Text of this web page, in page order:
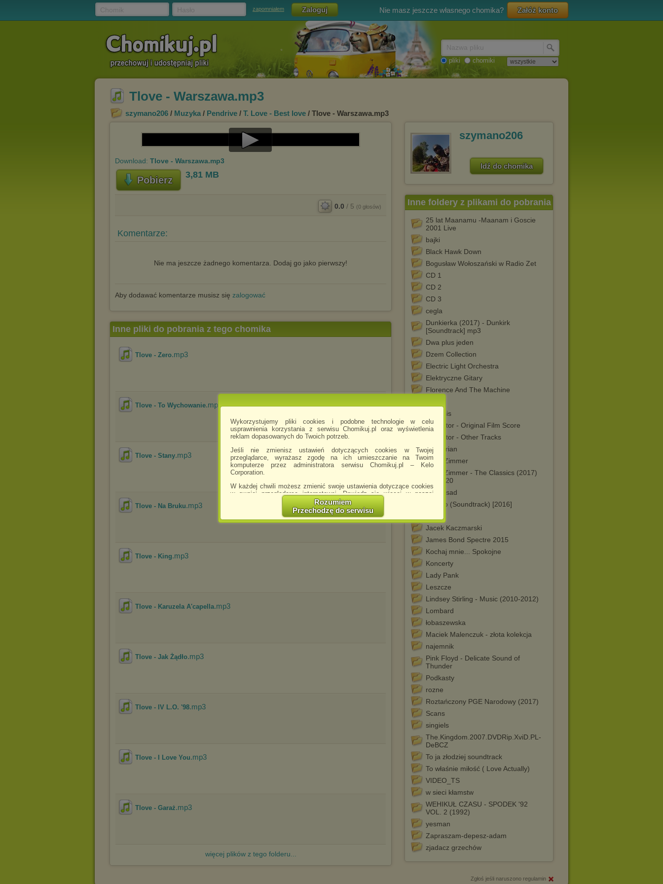
Wykorzystujemy pliki cookies i podobne technologie w celu
usprawnienia korzystania z serwisu Chomikuj.pl oraz wyświetlenia
reklam dopasowanych do Twoich potrzeb.
Jeśli nie zmienisz ustawień dotyczących cookies w Twojej
przeglądarce, wyrażasz zgodę na ich umieszczanie na Twoim
komputerze przez administratora serwisu Chomikuj.pl – Kelo
Corporation.
W każdej chwili możesz zmienić swoje ustawienia dotyczące cookies
w swojej przeglądarce internetowej. Dowiedz się więcej w naszej
http://chomikuj.pl/PolitykaPrywatnosci.aspx
Jednocześnie informujemy że zmiana ustawień przeglądarki może
spowodować ograniczenie korzystania ze strony Chomikuj.pl.
W przypadku braku twojej zgody na akceptację cookies niestety
Zaufanych Partnerów
(dostosowanie reklam do Twoich potrzeb, analiza skuteczności działań
Wyrażenie sprzeciwu spowoduje, że wyświetlana Ci reklama nie
będzie dopasowana do Twoich preferencji, a będzie to reklama
Istnieje możliwość zmiany ustawień przeglądarki internetowej w
sposób uniemożliwiający przechowywanie plików cookies na
urządzeniu końcowym. Można również usunąć pliki cookies,
dokonując odpowiednich zmian w ustawieniach przeglądarki
Pełną informację na ten temat znajdziesz pod adresem
Rozumiem
Przechodzę do serwisu
zapomniałem Nie masz jeszcze własnego chomika? Załóż konto
pliki chomiki
Tlove - Warszawa.mp3
szymano206 / Muzyka / Pendrive / T. Love - Best love / Tlove - Warszawa.mp3
Play
Download: Tlove - Warszawa.mp3
Pobierz 3,81 MB
0.0 / 5 (0 głosów)
Komentarze:
Nie ma jeszcze żadnego komentarza. Dodaj go jako pierwszy!
Aby dodawać komentarze musisz się zalogować
szymano206
Idź do chomika
Inne foldery z plikami do pobrania
25 lat Maanamu -Maanam i Goscie
2001 Live
bajki
Black Hawk Down
Bogusław Wołoszański w Radio Zet
CD 1
CD 2
CD 3
cegla
Dunkierka (2017) - Dunkirk
[Soundtrack] mp3
Dwa plus jeden
Dzem Collection
Electric Light Orchestra
Elektryczne Gitary
Florence And The Machine
Genesis
Gladiator - Original Film Score
Gladiator - Other Tracks
Gregorian
Hans Zimmer
Hans Zimmer - The Classics (2017)
mp3 320
Happysad
Inferno (Soundtrack) [2016]
Jacek Kaczmarski
James Bond Spectre 2015
Kochaj mnie... Spokojne
Koncerty
Lady Pank
Leszcze
Lindsey Stirling - Music (2010-2012)
Lombard
łobaszewska
Maciek Malenczuk - złota kolekcja
najemnik
Pink Floyd - Delicate Sound of
Thunder
Podkasty
rozne
Roztańczony PGE Narodowy (2017)
Scans
singiels
The.Kingdom.2007.DVDRip.XviD.PL-
DeBCZ
To ja złodziej soundtrack
To właśnie miłość ( Love Actually)
VIDEO_TS
w sieci kłamstw
WEHIKUŁ CZASU - SPODEK '92
VOL. 2 (1992)
yesman
Zapraszam-depesz-adam
zjadacz grzechów
Inne pliki do pobrania z tego chomika
Tlove - Zero.mp3
Tlove - To Wychowanie.mp3
Tlove - Stany.mp3
Tlove - Na Bruku.mp3
Tlove - King.mp3
Tlove - Karuzela A'capella.mp3
Tlove - Jak Żądło.mp3
Tlove - IV L.O. '98.mp3
Tlove - I Love You.mp3
Tlove - Garaż.mp3
więcej plików z tego folderu...
Zgłoś jeśli naruszono regulamin